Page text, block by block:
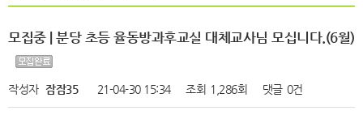
하위메뉴
터전 소식
모집중 | 분당 초등 율동방과후교실 대체교사님 모십니다.(6월)
작성자 잠잠35 21-04-30 15:34 조회 1,286회 댓글 0건